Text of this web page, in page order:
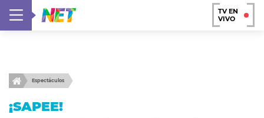
TV EN
VIVO
Espectáculos
¡SAPEE!